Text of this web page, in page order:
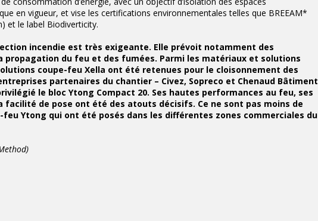
en vigueur, et vise les certifications environnementales telles que BREEAM*
et le label Biodiverticity.
incendie est très exigeante. Elle prévoit notamment des
du feu et des fumées. Parmi les matériaux et solutions
coupe-feu Xella ont été retenues pour le cloisonnement des
partenaires du chantier – Civez, Sopreco et Chenaud Bâtiment
le bloc Ytong Compact 20. Ses hautes performances au feu, ses
de pose ont été des atouts décisifs. Ce ne sont pas moins de
Ytong qui ont été posés dans les différentes zones commerciales du